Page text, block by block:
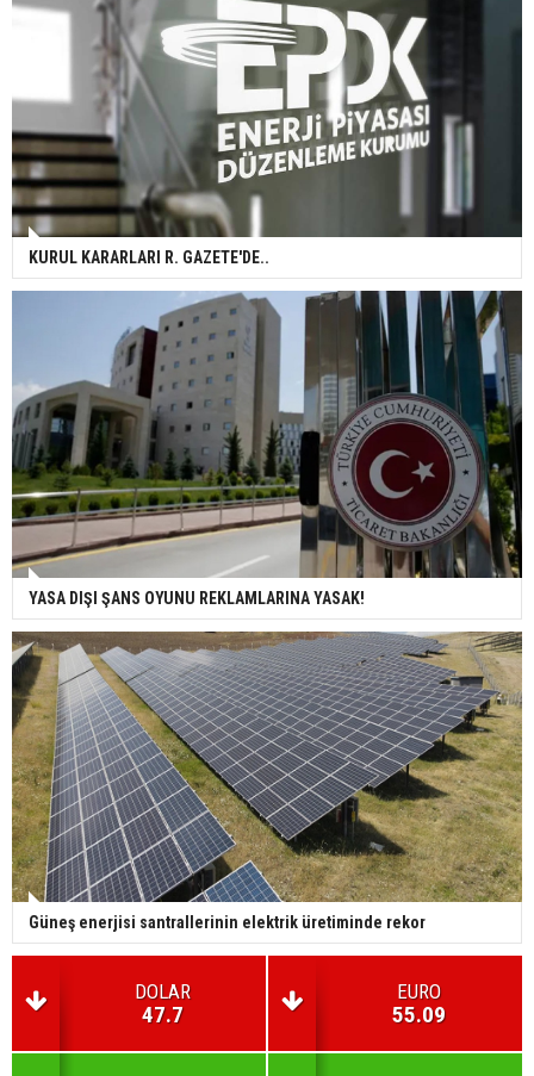
KURUL KARARLARI R. GAZETE'DE..
YASA DIŞI ŞANS OYUNU REKLAMLARINA YASAK!
Güneş enerjisi santrallerinin elektrik üretiminde rekor
DOLAR
47.7
EURO
55.09